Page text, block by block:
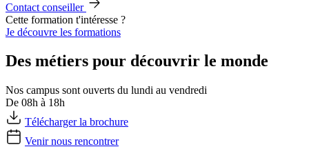
Contact conseiller
Cette formation t'intéresse ?
Je découvre les formations
Des métiers pour découvrir le monde
Nos campus sont ouverts du lundi au vendredi
De 08h à 18h
Télécharger la brochure
Venir nous rencontrer